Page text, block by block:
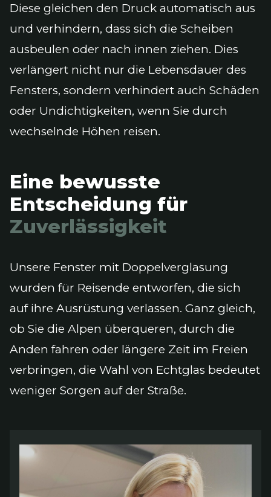
Diese gleichen den Druck automatisch aus
und verhindern, dass sich die Scheiben
ausbeulen oder nach innen ziehen. Dies
verlängert nicht nur die Lebensdauer des
Fensters, sondern verhindert auch Schäden
oder Undichtigkeiten, wenn Sie durch
wechselnde Höhen reisen.
Eine bewusste
Entscheidung für
Zuverlässigkeit
Unsere Fenster mit Doppelverglasung
wurden für Reisende entworfen, die sich
auf ihre Ausrüstung verlassen. Ganz gleich,
ob Sie die Alpen überqueren, durch die
Anden fahren oder längere Zeit im Freien
verbringen, die Wahl von Echtglas bedeutet
weniger Sorgen auf der Straße.